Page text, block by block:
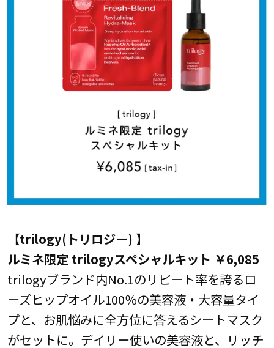
【trilogy(トリロジー) 】
ルミネ限定 trilogyスペシャルキット ￥6,085
trilogyブランド内No.1のリピート率を誇るロ
ーズヒップオイル100％の美容液・大容量タイ
プと、お肌悩みに全方位に答えるシートマスク
がセットに。デイリー使いの美容液と、リッチ